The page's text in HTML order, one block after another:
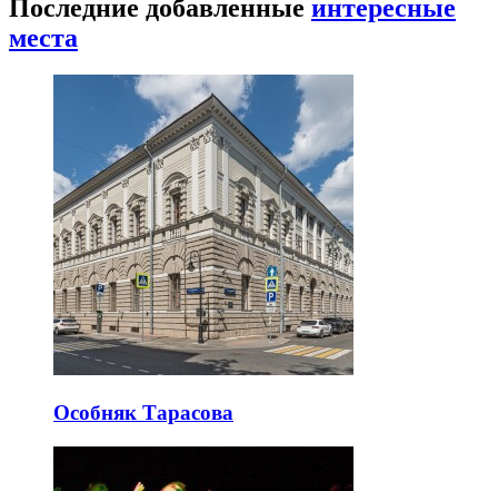
Последние добавленные интересные
места
Особняк Тарасова